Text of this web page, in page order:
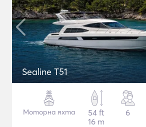
Sealine T51
Моторна яхта
54 ft
16 m
6